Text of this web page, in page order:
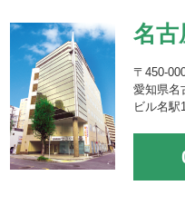
名古
〒450-
愛知県名
ビル名駅